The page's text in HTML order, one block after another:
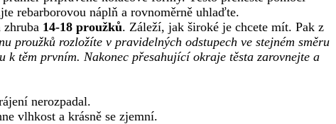
rebarborovou náplň a rovnoměrně uhlaďte.
14-18 proužků. Záleží, jak široké je chcete mít. Pak z
proužků rozložíte v pravidelných odstupech ve stejném směru
k těm prvním. Nakonec přesahující okraje těsta zarovnejte a
nerozpadal.
vlhkost a krásně se zjemní.